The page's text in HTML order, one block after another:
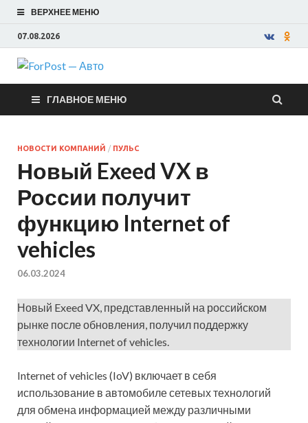
ВЕРХНЕЕ МЕНЮ
07.08.2026
ForPost —
Авто
ГЛАВНОЕ МЕНЮ
НОВОСТИ КОМПАНИЙ / ПУЛЬС
Новый Exeed VX в
России получит
функцию Internet of
vehicles
06.03.2024
Новый Exeed VX, представленный на российском
рынке после обновления, получил поддержку
технологии Internet of vehicles.
Internet of vehicles (IoV) включает в себя
использование в автомобиле сетевых технологий
для обмена информацией между различными